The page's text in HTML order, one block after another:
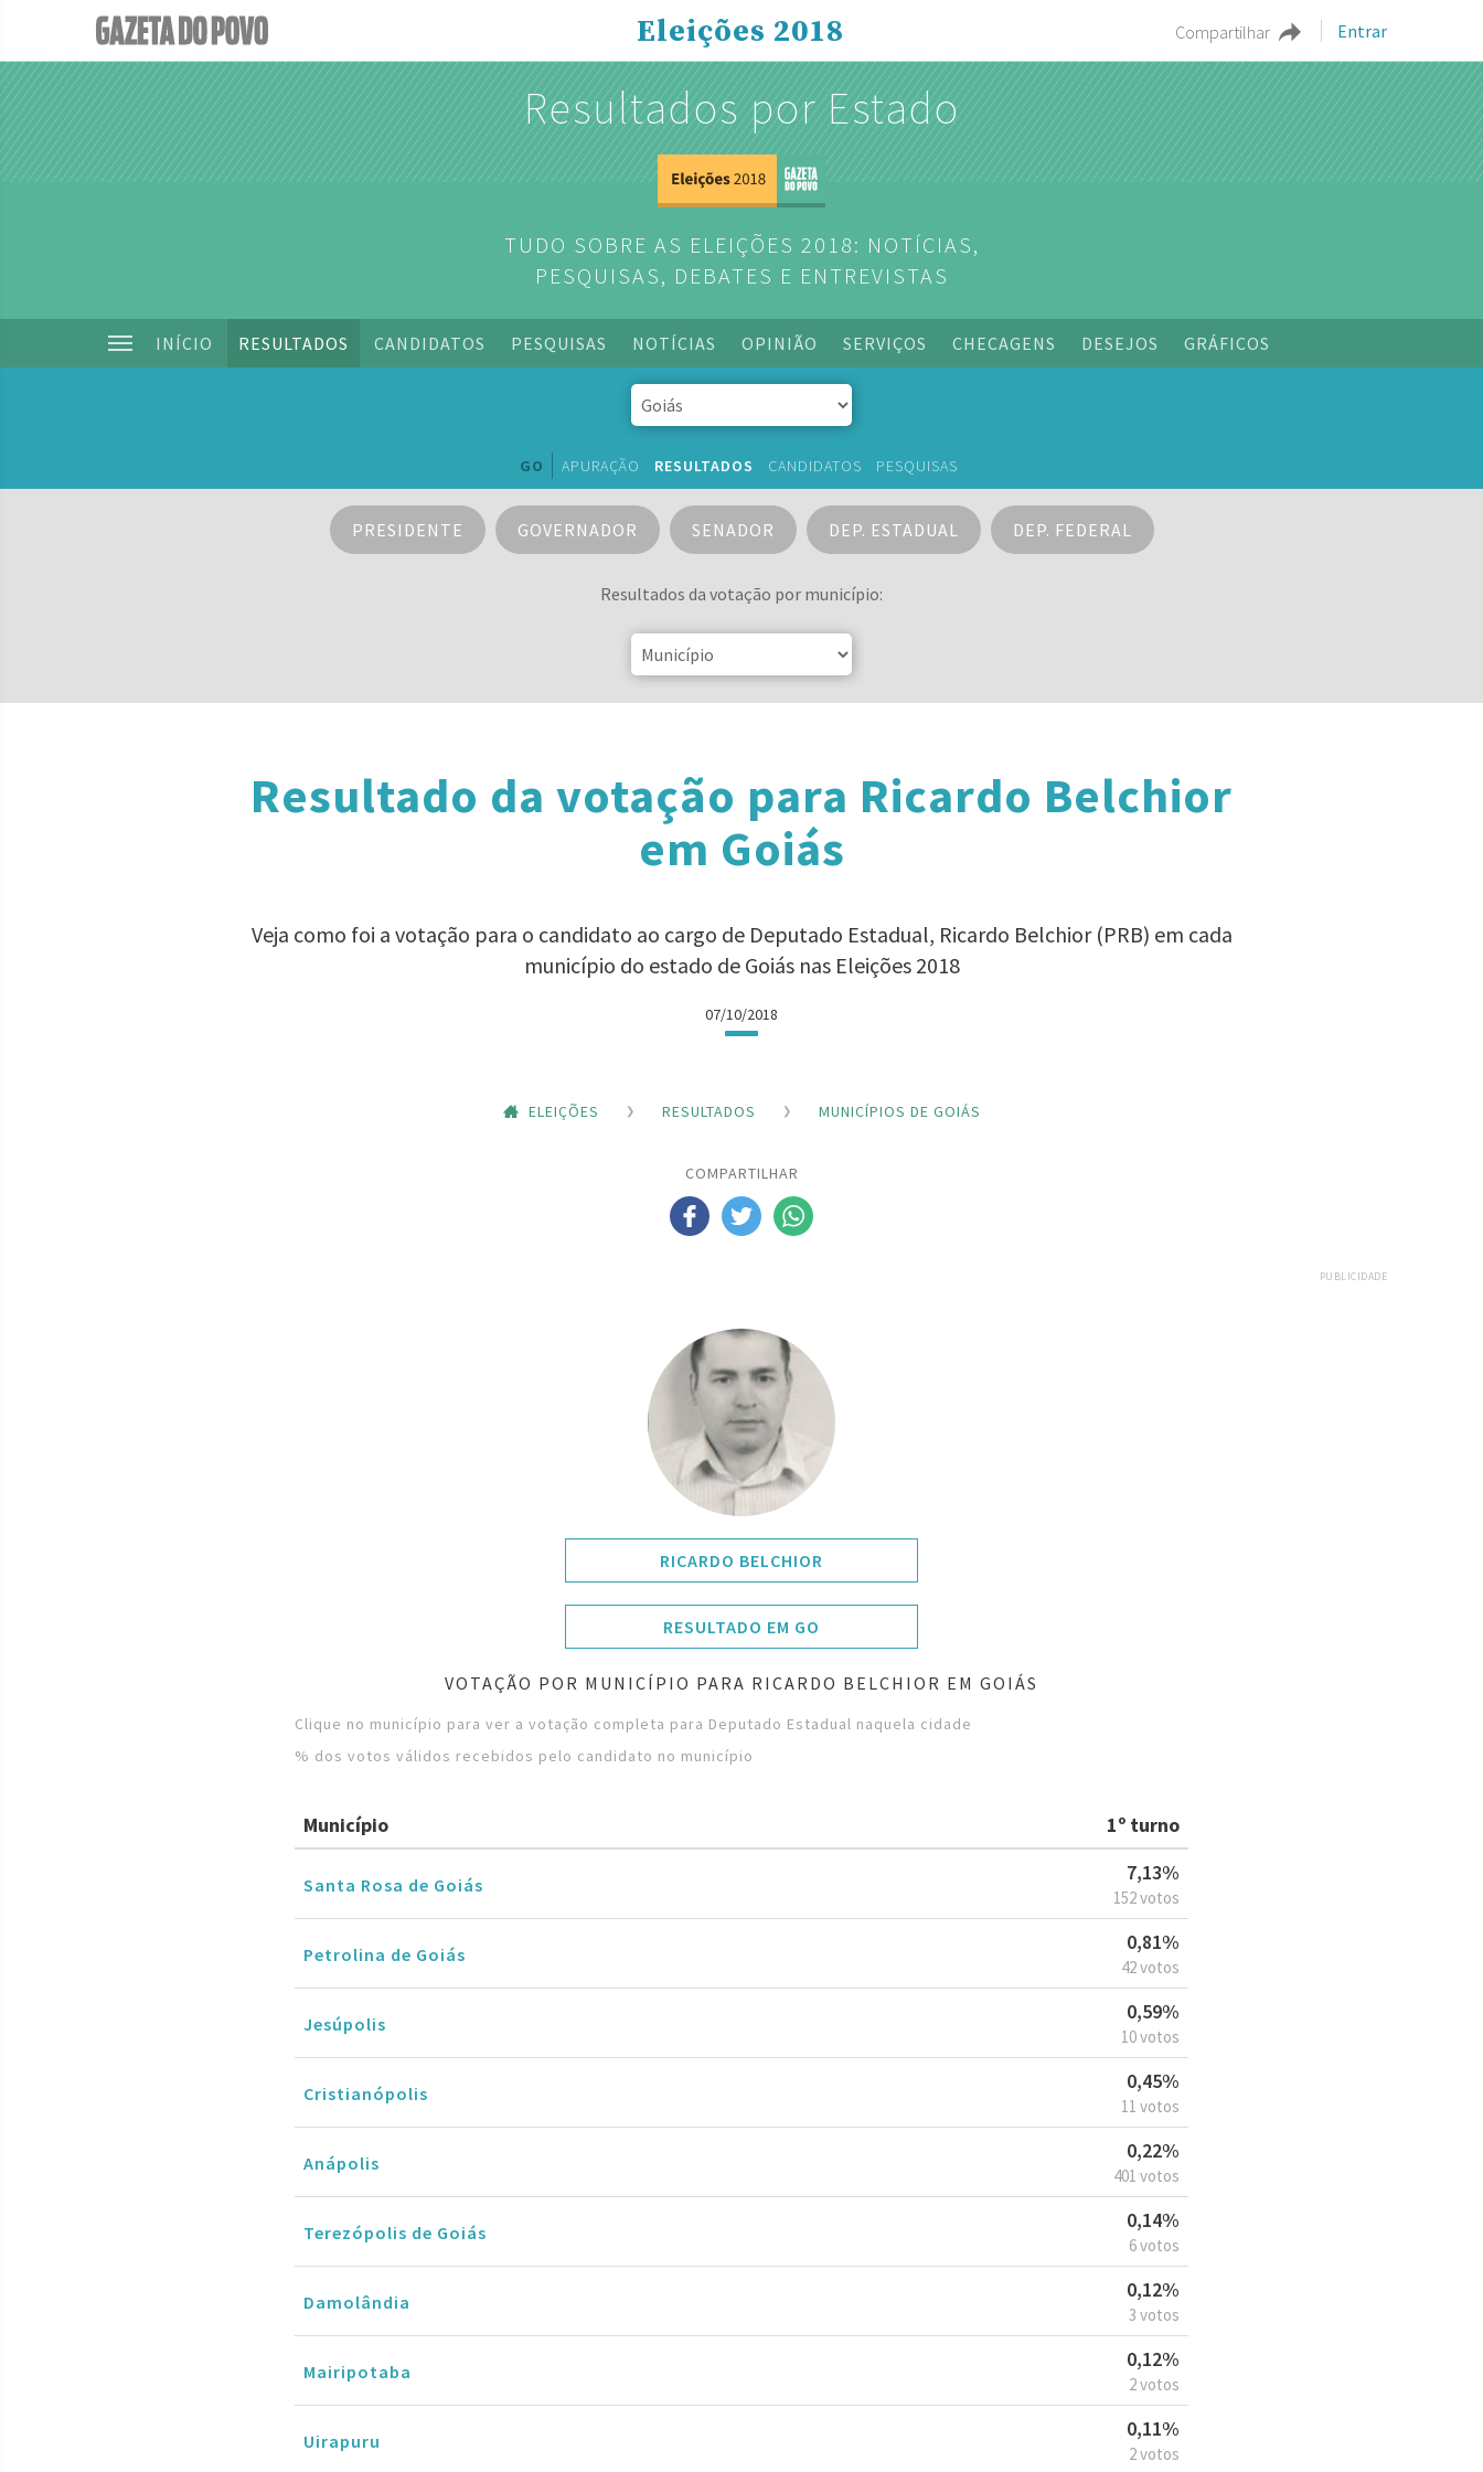
Compartilhar Entrar
Eleições 2018
Resultados por Estado
TUDO SOBRE AS ELEIÇÕES 2018: NOTÍCIAS,
PESQUISAS, DEBATES E ENTREVISTAS
INÍCIO RESULTADOS CANDIDATOS PESQUISAS NOTÍCIAS OPINIÃO SERVIÇOS CHECAGENS DESEJOS GRÁFICOS
GO APURAÇÃO RESULTADOS CANDIDATOS PESQUISAS
PRESIDENTE GOVERNADOR SENADOR DEP. ESTADUAL DEP. FEDERAL
Resultados da votação por município:
Resultado da votação para Ricardo Belchior
em Goiás
Veja como foi a votação para o candidato ao cargo de Deputado Estadual, Ricardo Belchior (PRB) em cada
município do estado de Goiás nas Eleições 2018
07/10/2018
ELEIÇÕES RESULTADOS MUNICÍPIOS DE GOIÁS
COMPARTILHAR
PUBLICIDADE
RICARDO BELCHIOR
RESULTADO EM GO
VOTAÇÃO POR MUNICÍPIO PARA RICARDO BELCHIOR EM GOIÁS
Clique no município para ver a votação completa para Deputado Estadual naquela cidade
% dos votos válidos recebidos pelo candidato no município
Município 1º turno
Santa Rosa de Goiás
7,13%
152 votos
Petrolina de Goiás
0,81%
42 votos
Jesúpolis
0,59%
10 votos
Cristianópolis
0,45%
11 votos
Anápolis
0,22%
401 votos
Terezópolis de Goiás
0,14%
6 votos
Damolândia
0,12%
3 votos
Mairipotaba
0,12%
2 votos
Uirapuru
0,11%
2 votos